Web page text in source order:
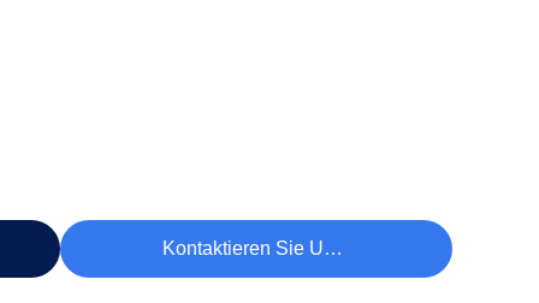
Kontaktieren Sie Uns Jetzt